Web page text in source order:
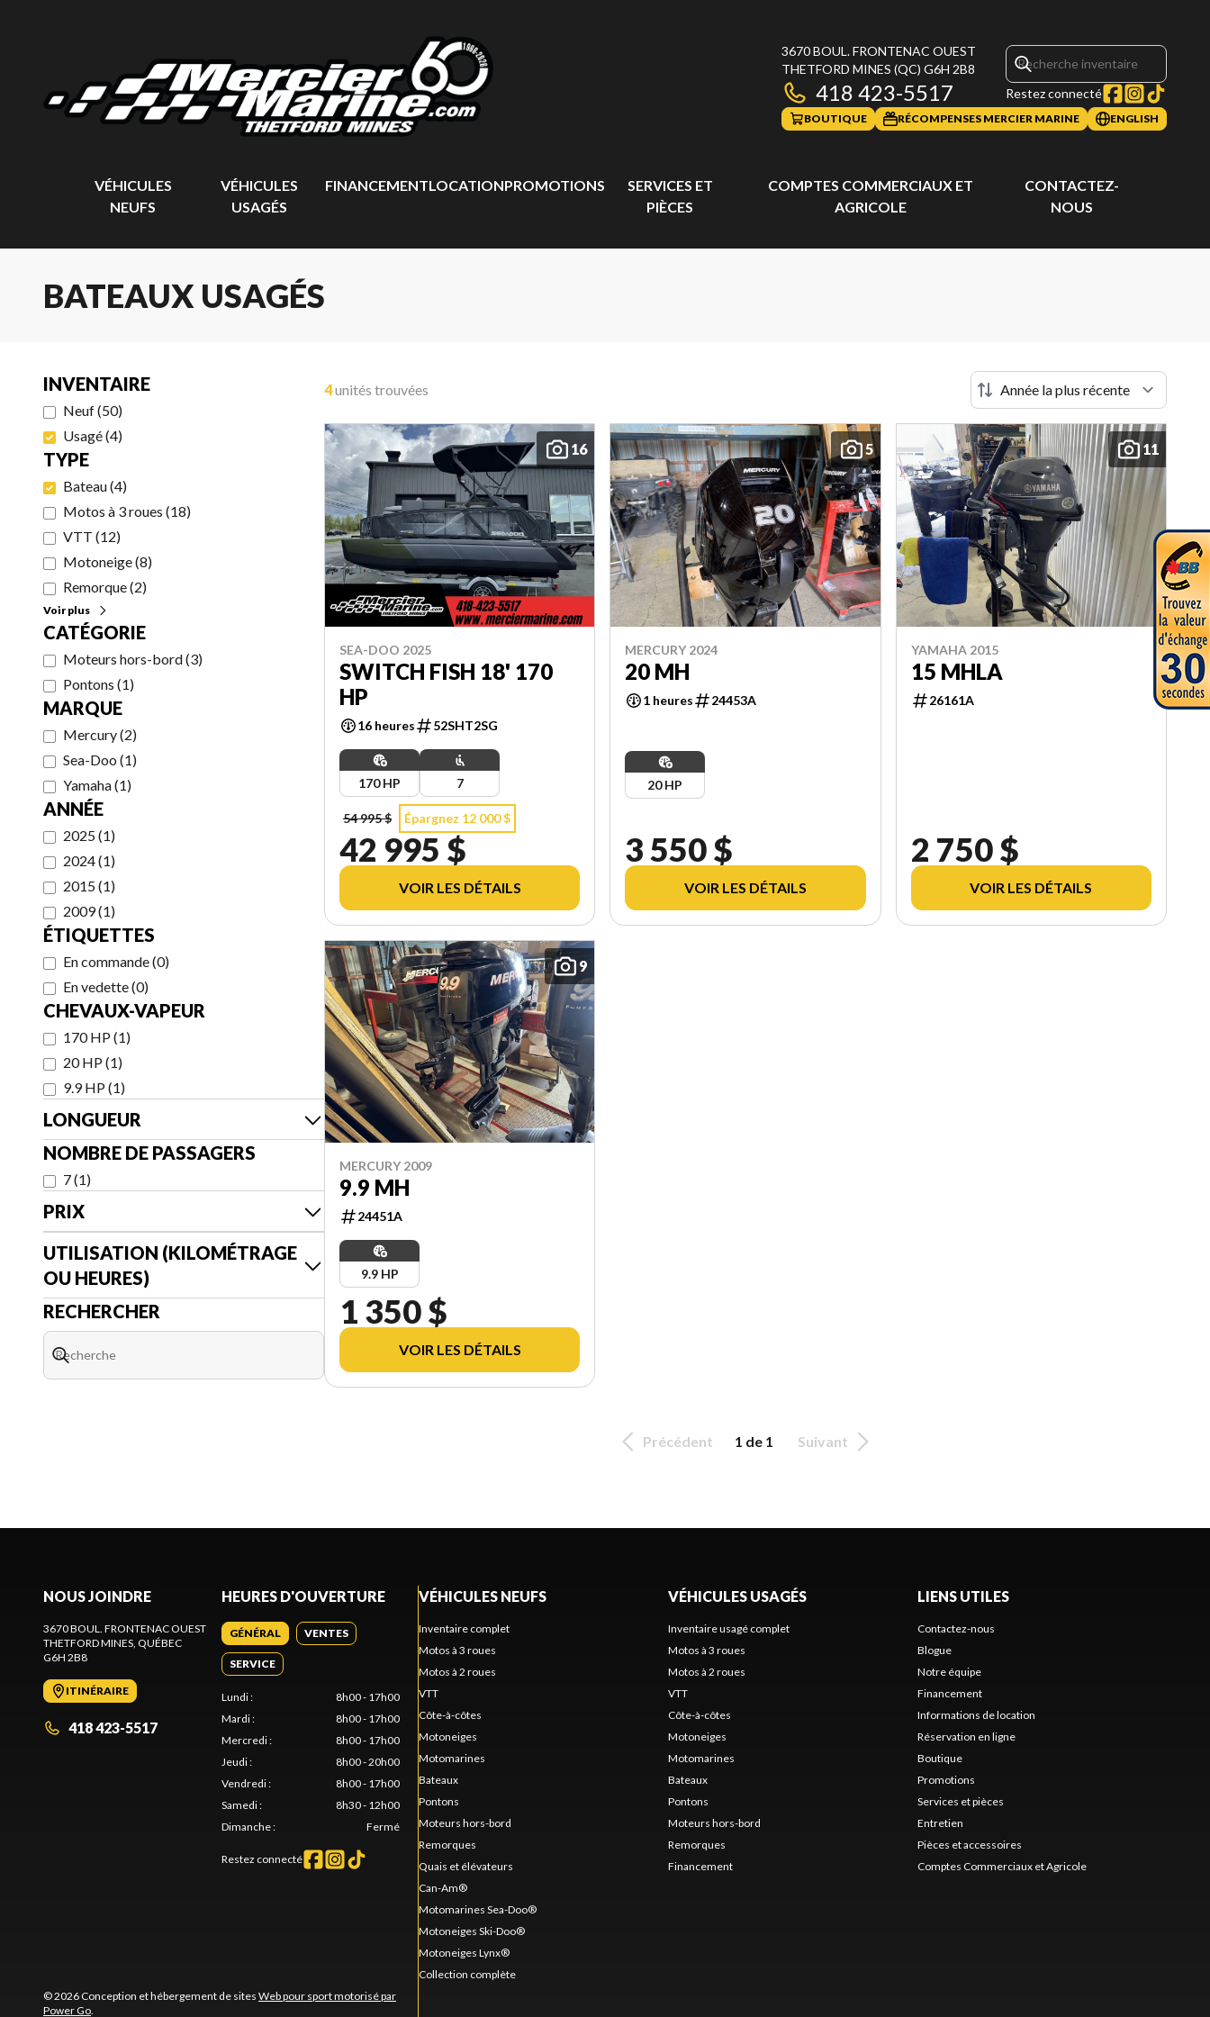
3670 BOUL. FRONTENAC OUEST
THETFORD MINES (QC) G6H 2B8
418 423-5517 Restez connecté
BOUTIQUE RÉCOMPENSES MERCIER MARINE ENGLISH
VÉHICULES
NEUFS
VÉHICULES
USAGÉS
FINANCEMENTLOCATIONPROMOTIONS
SERVICES ET
PIÈCES
COMPTES COMMERCIAUX ET
AGRICOLE
CONTACTEZ-
NOUS
BATEAUX USAGÉS
INVENTAIRE
Neuf(50)
Usagé(4)
TYPE
Bateau(4)
Motos à 3 roues (18)
VTT (12)
Motoneige(8)
Remorque(2)
Voir plus
CATÉGORIE
Moteurs hors-bord(3)
Pontons (1)
MARQUE
Mercury(2)
Sea-Doo (1)
Yamaha(1)
ANNÉE
2025(1)
2024(1)
2015(1)
2009(1)
ÉTIQUETTES
En commande(0)
En vedette(0)
CHEVAUX-VAPEUR
170 HP (1)
20 HP (1)
9.9 HP (1)
LONGUEUR
NOMBRE DE PASSAGERS
7(1)
PRIX
UTILISATION (KILOMÉTRAGE
OU HEURES)
RECHERCHER
4unités trouvées
16
SEA-DOO 2025
SWITCH FISH 18' 170
HP
16 heures 52SHT2SG
170 HP 7
54 995 $ Épargnez 12 000 $
42 995 $
VOIR LES DÉTAILS
5
MERCURY 2024
20 MH
1 heures 24453A
20 HP
3 550 $
VOIR LES DÉTAILS
11
YAMAHA 2015
15 MHLA
26161A
2 750 $
VOIR LES DÉTAILS
9
MERCURY 2009
9.9 MH
24451A
9.9 HP
1 350 $
VOIR LES DÉTAILS
Précédent 1 de 1 Suivant
NOUS JOINDRE
3670 BOUL. FRONTENAC OUEST
THETFORD MINES, QUÉBEC
G6H 2B8
ITINÉRAIRE
418 423-5517
HEURES D'OUVERTURE
GÉNÉRAL VENTES
SERVICE
Lundi:
8h00 - 17h00
Mardi:
8h00 - 17h00
Mercredi:
8h00 - 17h00
Jeudi:
8h00 - 20h00
Vendredi:
8h00 - 17h00
Samedi:
8h30 - 12h00
Dimanche: Fermé
Restez connecté
© 2026 Conception et hébergement de sites Web pour sport motorisé par
Power Go.
VÉHICULES NEUFS
Inventaire complet
Motos à 3 roues
Motos à 2 roues
VTT
Côte-à-côtes
Motoneiges
Motomarines
Bateaux
Pontons
Moteurs hors-bord
Remorques
Quais et élévateurs
Can-Am®
Motomarines Sea-Doo®
Motoneiges Ski-Doo®
Motoneiges Lynx®
Collection complète
VÉHICULES USAGÉS
Inventaire usagé complet
Motos à 3 roues
Motos à 2 roues
VTT
Côte-à-côtes
Motoneiges
Motomarines
Bateaux
Pontons
Moteurs hors-bord
Remorques
Financement
LIENS UTILES
Contactez-nous
Blogue
Notre équipe
Financement
Informations de location
Réservation en ligne
Boutique
Promotions
Services et pièces
Entretien
Pièces et accessoires
Comptes Commerciaux et Agricole